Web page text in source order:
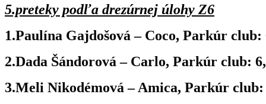
5.preteky podľa drezúrnej úlohy Z6
1.Paulína Gajdošová – Coco, Parkúr club:
2.Dada Šándorová – Carlo, Parkúr club:
3.Meli Nikodémová – Amica, Parkúr club: